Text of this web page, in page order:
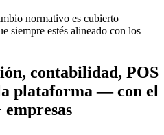
normativo es cubierto
siempre estés alineado con los
contabilidad, POS
plataforma — con el
empresas